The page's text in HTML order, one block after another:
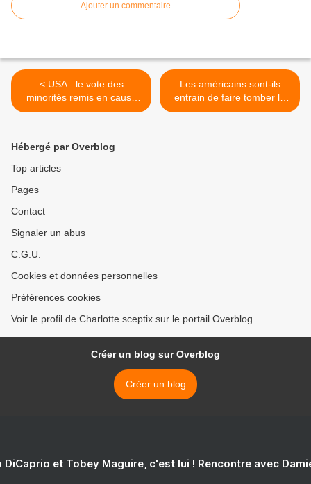
Ajouter un commentaire
< USA : le vote des
minorités remis en cause
par une offensive
Les américains sont-ils
entrain de faire tomber la
Zone Euro et l'Europe pour
Hébergé par Overblog
Top articles
Pages
Contact
Signaler un abus
C.G.U.
Cookies et données personnelles
Préférences cookies
Voir le profil de Charlotte sceptix sur le portail Overblog
Créer un blog sur Overblog
Créer un blog
DiCaprio et Tobey Maguire, c'est lui ! Rencontre avec